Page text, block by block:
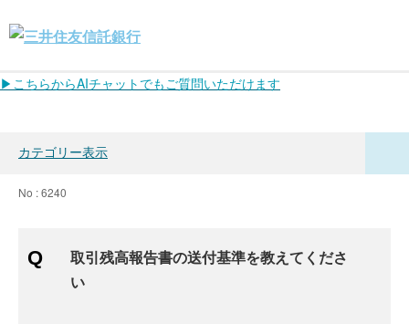
▶こちらからAIチャットでもご質問いただけます
カテゴリー表示
No : 6240
取引残高報告書の送付基準を教えてくださ
い